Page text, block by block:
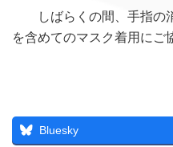
しばらくの間、手指の
を含めてのマスク着用にご
Bluesky